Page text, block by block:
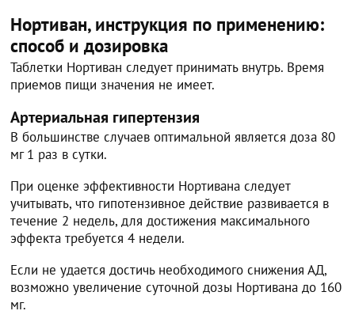
Нортиван, инструкция по применению:
способ и дозировка
Таблетки Нортиван следует принимать внутрь. Время
приемов пищи значения не имеет.
Артериальная гипертензия
В большинстве случаев оптимальной является доза 80
мг 1 раз в сутки.
При оценке эффективности Нортивана следует
учитывать, что гипотензивное действие развивается в
течение 2 недель, для достижения максимального
эффекта требуется 4 недели.
Если не удается достичь необходимого снижения АД,
возможно увеличение суточной дозы Нортивана до 160
мг.